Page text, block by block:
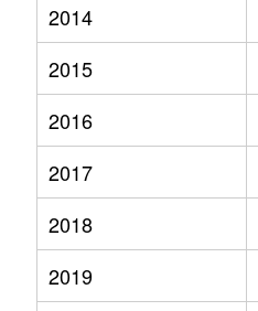
2014
2015
2016
2017
2018
2019